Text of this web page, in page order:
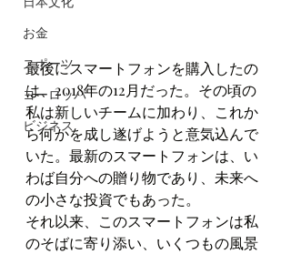
お金
スポーツ
ヨーロッパ
ビジネス
最後にスマートフォンを購入したの
は、2018年の12月だった。その頃の
私は新しいチームに加わり、これか
ら何かを成し遂げようと意気込んで
いた。最新のスマートフォンは、い
わば自分への贈り物であり、未来へ
の小さな投資でもあった。
それ以来、このスマートフォンは私
のそばに寄り添い、いくつもの風景